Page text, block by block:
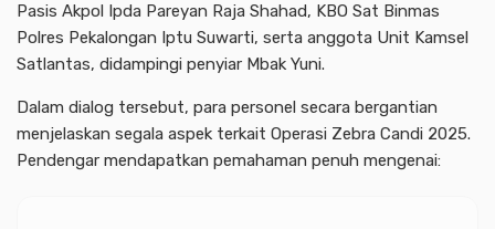
Pasis Akpol Ipda Pareyan Raja Shahad, KBO Sat Binmas
Polres Pekalongan Iptu Suwarti, serta anggota Unit Kamsel
Satlantas, didampingi penyiar Mbak Yuni.
Dalam dialog tersebut, para personel secara bergantian
menjelaskan segala aspek terkait Operasi Zebra Candi 2025.
Pendengar mendapatkan pemahaman penuh mengenai: